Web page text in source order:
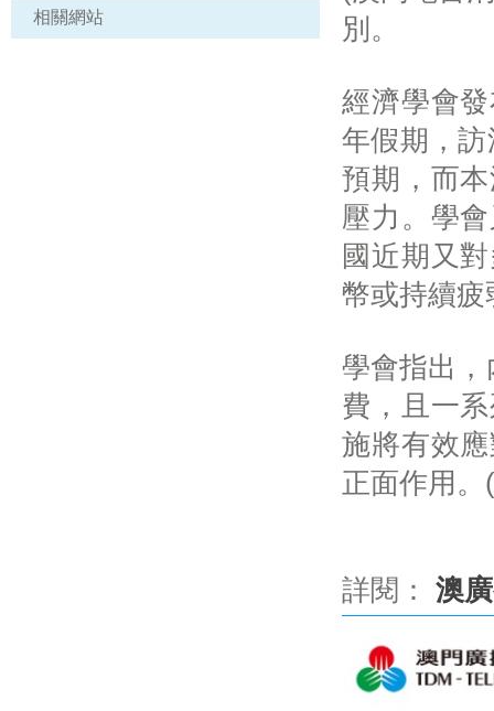
相關網站
別。
經濟學會
年假期，
預期，而
壓力。學
國近期又
幣或持續
學會指出，
費，且一
施將有效
正面作用
詳閱： 澳